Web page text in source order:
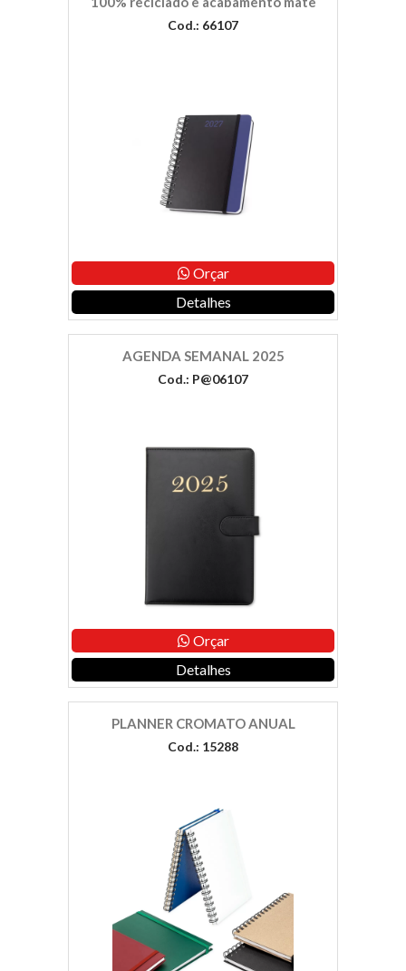
Cod.: 66107
Orçar
Detalhes
AGENDA SEMANAL 2025
Cod.: P@06107
Orçar
Detalhes
PLANNER CROMATO ANUAL
Cod.: 15288